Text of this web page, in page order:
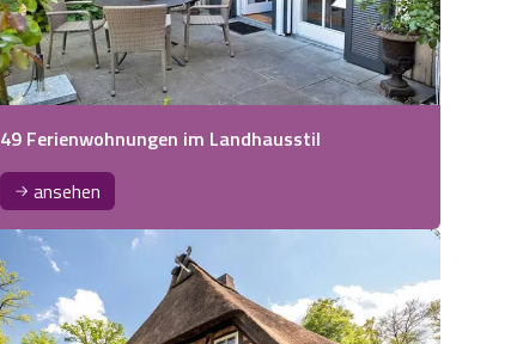
49 Ferienwohnungen im Landhausstil
ansehen